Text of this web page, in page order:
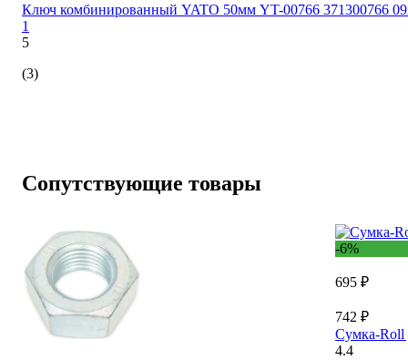
Ключ комбинированный YATO 50мм YT-00766 371300766
1
5
(3)
Сопутствующие товары
-6%
695 ₽
742 ₽
Сумка-Roll
4.4